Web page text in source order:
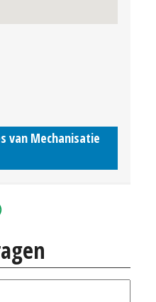
van Mechanisatie